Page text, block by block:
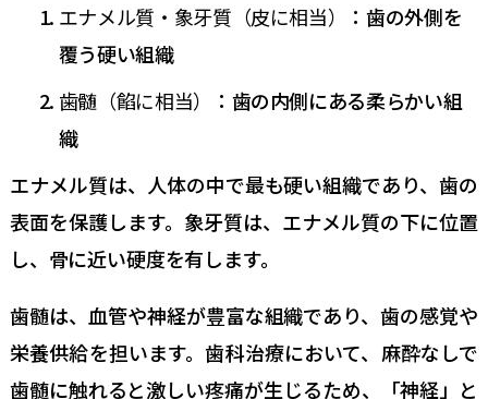
エナメル質・象牙質（皮に相当）
：歯の外側を
覆う硬い組織
歯髄（餡に相当）
：歯の内側にある柔らかい組
織
エナメル質は、人体の中で最も硬い組織であり、歯の
表面を保護します。象牙質は、エナメル質の下に位置
し、骨に近い硬度を有します。
歯髄は、血管や神経が豊富な組織であり、歯の感覚や
栄養供給を担います。歯科治療において、麻酔なしで
歯髄に触れると激しい疼痛が生じるため、「神経」と